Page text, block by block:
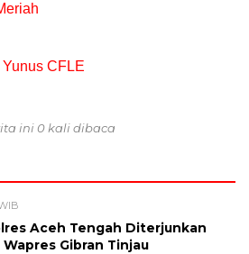
CFLE
ini 0 kali dibaca
Aceh Tengah Diterjunkan
Gibran Tinjau